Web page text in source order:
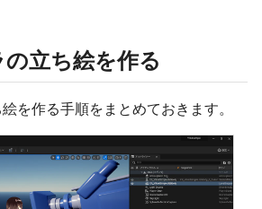
立ち絵を作る
を作る手順をまとめておきます。